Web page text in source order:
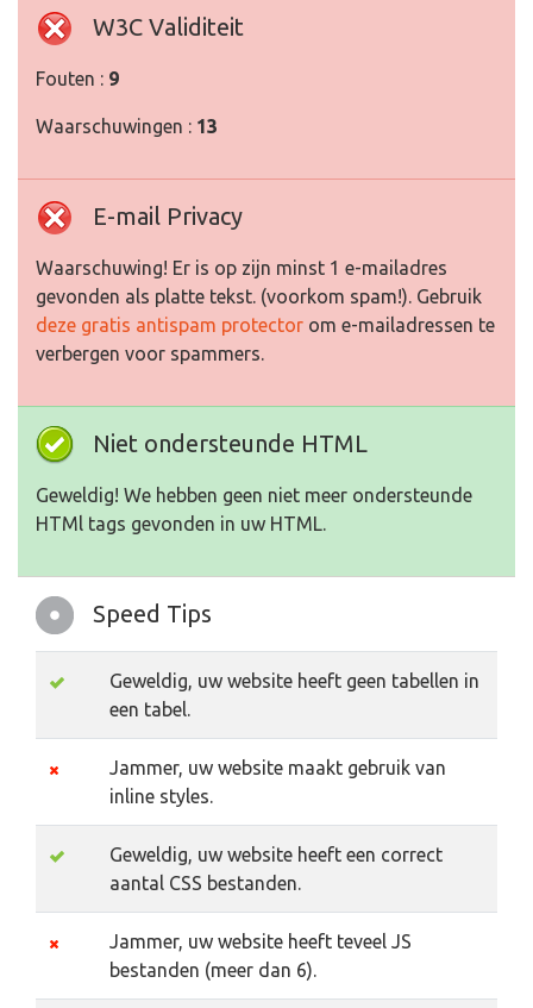
W3C Validiteit
Fouten : 9
Waarschuwingen : 13
E-mail Privacy
Waarschuwing! Er is op zijn minst 1 e-mailadres
gevonden als platte tekst. (voorkom spam!). Gebruik
deze gratis antispam protector om e-mailadressen te
verbergen voor spammers.
Niet ondersteunde HTML
Geweldig! We hebben geen niet meer ondersteunde
HTMl tags gevonden in uw HTML.
Speed Tips
Geweldig, uw website heeft geen tabellen in
een tabel.
Jammer, uw website maakt gebruik van
inline styles.
Geweldig, uw website heeft een correct
aantal CSS bestanden.
Jammer, uw website heeft teveel JS
bestanden (meer dan 6).